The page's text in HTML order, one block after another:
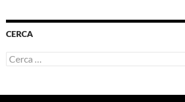
CERCA
Ricerca
per: